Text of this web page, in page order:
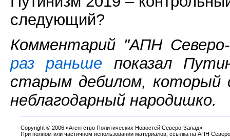
следующий?
Комментарий "АПН
раз раньше показал
старым дебилом, который
неблагодарный народишко.
Copyright © 2006 «Агентство Политических Новостей Северо-Запад».
При полном или частичном использовании материалов, ссылка на АПН